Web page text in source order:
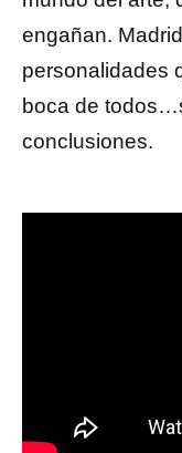
engañan.
personalidades
boca de
conclusiones.